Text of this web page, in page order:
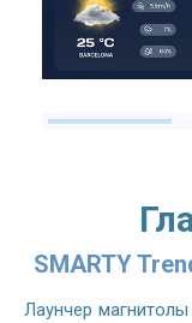
SMARTY
Лаунчер